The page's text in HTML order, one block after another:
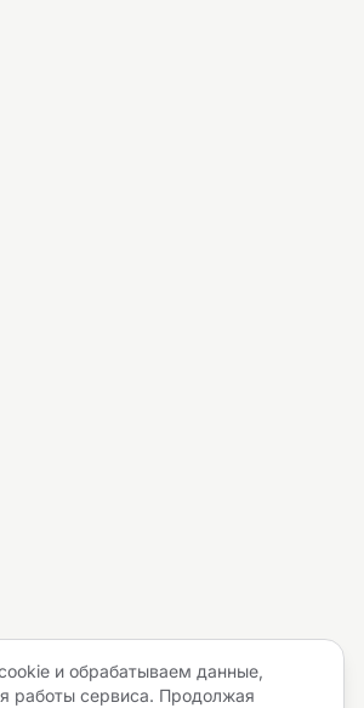
и обрабатываем данные,
работы сервиса. Продолжая